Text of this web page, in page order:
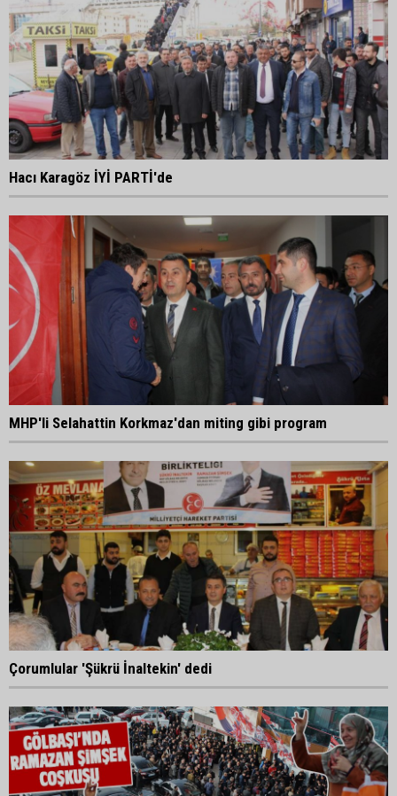
Hacı Karagöz İYİ PARTİ'de
MHP'li Selahattin Korkmaz'dan miting gibi program
Çorumlular 'Şükrü İnaltekin' dedi